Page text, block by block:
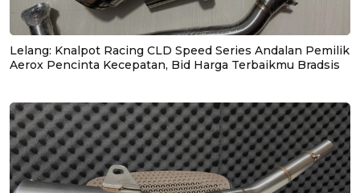
Lelang: Knalpot Racing CLD Speed Series Andalan Pemilik
Aerox Pencinta Kecepatan, Bid Harga Terbaikmu Bradsis